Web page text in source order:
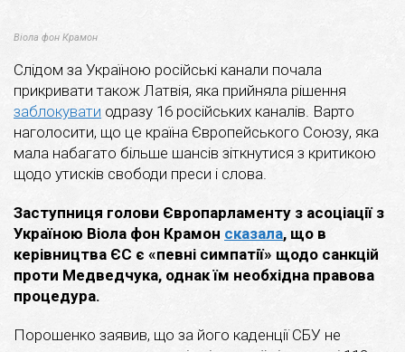
Віола фон Крамон
Слідом за Україною російські канали почала
прикривати також Латвія, яка прийняла рішення
заблокувати одразу 16 російських каналів. Варто
наголосити, що це країна Європейського Союзу, яка
мала набагато більше шансів зіткнутися з критикою
щодо утисків свободи преси і слова.
Заступниця голови Європарламенту з асоціації з
Україною Віола фон Крамон сказала, що в
керівництва ЄС є «певні симпатії» щодо санкцій
проти Медведчука, однак їм необхідна правова
процедура.
Порошенко заявив, що за його каденції СБУ не